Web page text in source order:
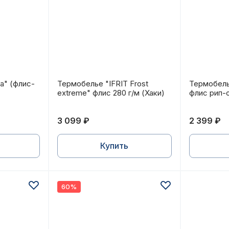
(флис-сэндвич, т.графит)
(флис-
Термобелье "IFRIT Frost extreme" флис
Термобелье "IFRIT Frost
extreme" флис 280 г/м (Хаки)
3 099 ₽
Купить
флис рип-
2 399 ₽
60%